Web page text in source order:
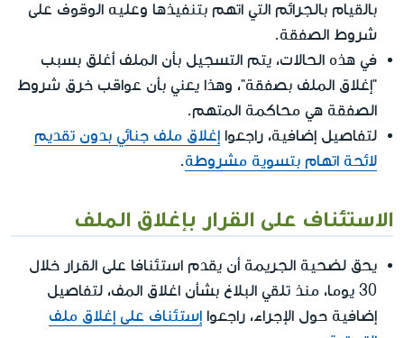
بالقيام بالجرائم التي اتهم بتنفيذها وعليه الوقوف على
شروط الصفقة.
في هذه الحالات، يتم التسجيل بأن الملف أغلق بسبب
"إغلاق الملف بصفقة"، وهذا يعني بأن عواقب خرق شروط
الصفقة هي محاكمة المتهم.
لتفاصيل إضافية، راجعوا إغلاق ملف جنائي بدون تقديم
لائحة اتهام بتسوية مشروطة.
الاستئناف على القرار بإغلاق الملف
يحق لضحية الجريمة أن يقدم استئنافا على القرار خلال
30 يوما، منذ تلقي البلاغ بشأن اغلاق المف، لتفاصيل
إضافية حول الإجراء، راجعوا إستئناف على إغلاق ملف